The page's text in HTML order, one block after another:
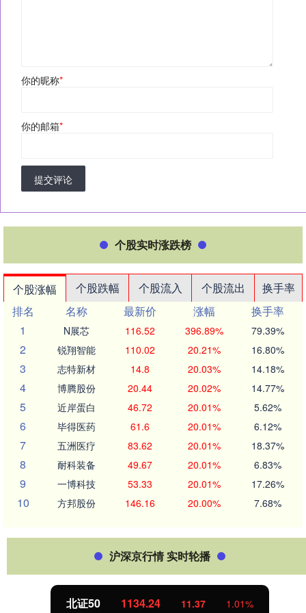
你的昵称*
你的邮箱*
提交评论
个股实时涨跌榜
个股涨幅 个股跌幅 个股流入 个股流出
换手率
排名
名称 最新价 涨幅
换手率
1
N展芯 116.52 396.89% 79.39%
2 锐翔智能 110.02 20.21% 16.80%
3 志特新材 14.8 20.03% 14.18%
4 博腾股份 20.44 20.02% 14.77%
5 近岸蛋白 46.72 20.01% 5.62%
6 毕得医药 61.6 20.01% 6.12%
7 五洲医疗 83.62 20.01% 18.37%
8 耐科装备 49.67 20.01% 6.83%
9 一博科技 53.33 20.01% 17.26%
10 方邦股份 146.16 20.00% 7.68%
沪深京行情 实时轮播
北证50 1134.24 11.37 1.01%